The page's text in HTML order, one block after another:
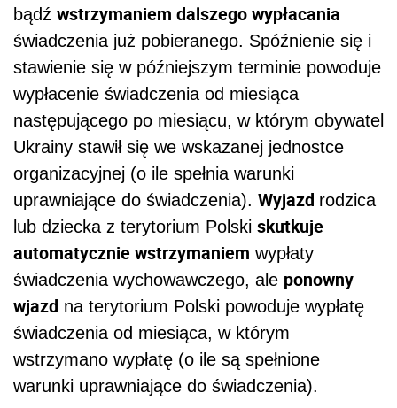
bądź wstrzymaniem dalszego wypłacania
świadczenia już pobieranego. Spóźnienie się i
stawienie się w późniejszym terminie powoduje
wypłacenie świadczenia od miesiąca
następującego po miesiącu, w którym obywatel
Ukrainy stawił się we wskazanej jednostce
organizacyjnej (o ile spełnia warunki
uprawniające do świadczenia). Wyjazd rodzica
lub dziecka z terytorium Polski skutkuje
automatycznie wstrzymaniem wypłaty
świadczenia wychowawczego, ale ponowny
wjazd na terytorium Polski powoduje wypłatę
świadczenia od miesiąca, w którym
wstrzymano wypłatę (o ile są spełnione
warunki uprawniające do świadczenia).